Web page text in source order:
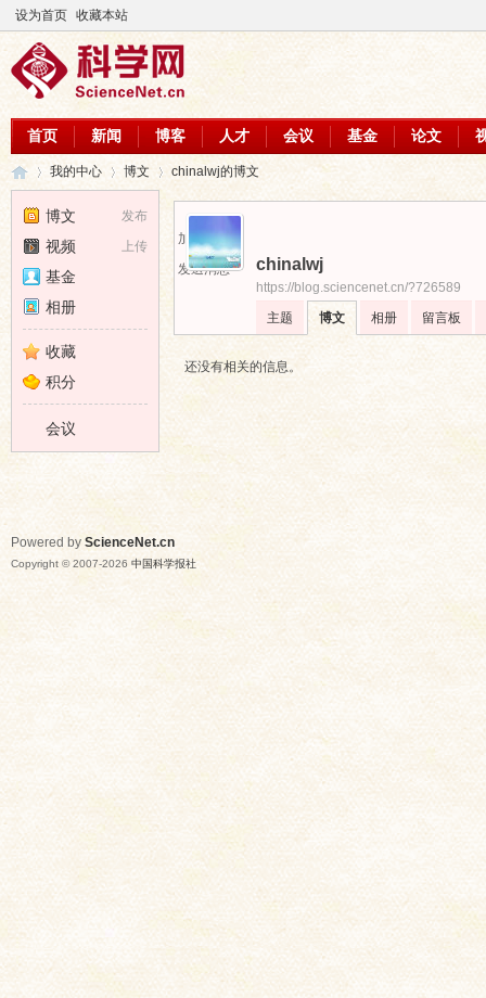
设为首页 收藏本站
首页 新闻 博客 人才 会议 基金 论文
›
我的中心 博文 chinalwj的博文
加为好友
发送消息
chinalwj
https://blog.sciencenet.cn/?726589
主题
博文 相册 留言板
还没有相关的信息。
发布
博文
上传
视频
基金
相册
收藏
积分
会议
Powered by ScienceNet.cn
Copyright © 2007-2026 中国科学报社